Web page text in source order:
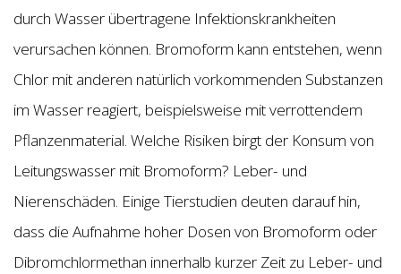
durch Wasser übertragene Infektionskrankheiten
verursachen können. Bromoform kann entstehen, wenn
Chlor mit anderen natürlich vorkommenden Substanzen
im Wasser reagiert, beispielsweise mit verrottendem
Pflanzenmaterial. Welche Risiken birgt der Konsum von
Leitungswasser mit Bromoform? Leber- und
Nierenschäden. Einige Tierstudien deuten darauf hin,
dass die Aufnahme hoher Dosen von Bromoform oder
Dibromchlormethan innerhalb kurzer Zeit zu Leber- und